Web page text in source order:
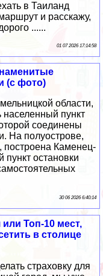
в Таиланд
и расскажу,
......
01 07 2026 17:14:58
(с фото)
области,
населенный пункт
соединены
На полуострове,
построена Каменец-
пункт остановки
30 06 2026 6:40:14
Топ-10 мест,
в столице
страховку для